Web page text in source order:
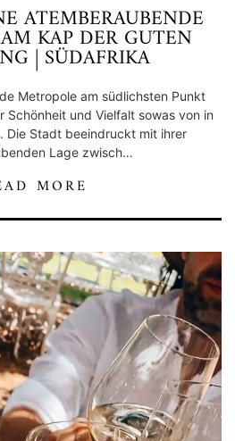
ATEMBERAUBENDE
KAP DER GUTEN
| SÜDAFRIKA
Metropole am südlichsten Punkt
Schönheit und Vielfalt sowas von in
Die Stadt beeindruckt mit ihrer
Lage zwisch…
MORE